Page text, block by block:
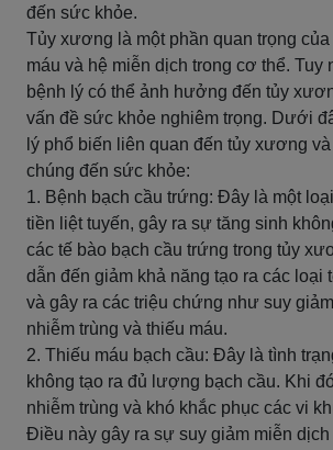
đến sức khỏe.
Tủy xương là một phần quan trọng
máu và hệ miễn dịch trong cơ thể. Tuy
bệnh lý có thể ảnh hưởng đến tủy
vấn đề sức khỏe nghiêm trọng. Dưới
lý phổ biến liên quan đến tủy xương
chúng đến sức khỏe:
1. Bệnh bạch cầu trứng: Đây là một
tiền liệt tuyến, gây ra sự tăng sinh
các tế bào bạch cầu trứng trong tủy
dẫn đến giảm khả năng tạo ra các loại
và gây ra các triệu chứng như suy
nhiễm trùng và thiếu máu.
2. Thiếu máu bạch cầu: Đây là tình
không tạo ra đủ lượng bạch cầu. Khi
nhiễm trùng và khó khắc phục các vi
Điều này gây ra sự suy giảm miễn